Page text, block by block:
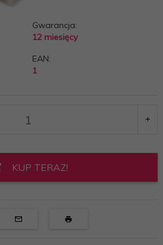
Gwarancja:
12 miesięcy
EAN:
1
KUP TERAZ!